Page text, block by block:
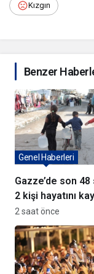
Kızgın
Benzer
Gazze’de son
2 kişi hayatını
Genel Haberleri
2 saat önce